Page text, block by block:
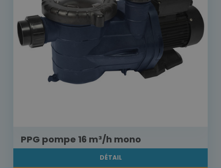
PPG pompe 16 m³/h mono
DÉTAIL